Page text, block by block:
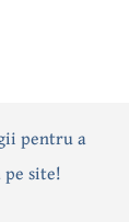
pentru a
site!